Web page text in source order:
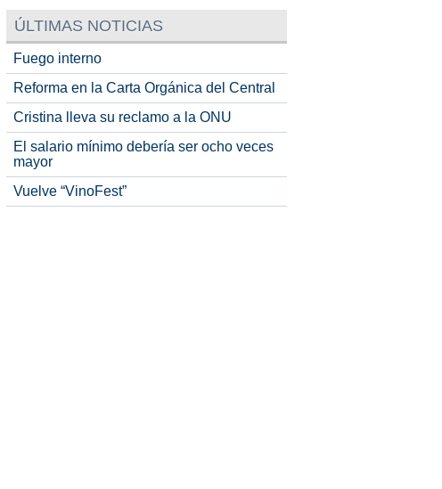
ÚLTIMAS NOTICIAS
Fuego interno
Reforma en la Carta Orgánica del Central
Cristina lleva su reclamo a la ONU
El salario mínimo debería ser ocho veces
mayor
Vuelve “VinoFest”